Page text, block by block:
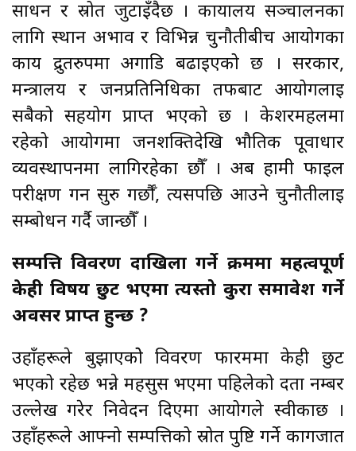
साधन र स्रोत जुटाइँदैछ । कार्यालय सञ्चालनका
लागि स्थान अभाव र विभिन्न चुनौतीबीच आयोगका
कार्य द्रुतरुपमा अगाडि बढाइएको छ । सरकार,
मन्त्रालय र जनप्रतिनिधिका तर्फबाट आयोगलाई
सबैको सहयोग प्राप्त भएको छ । केशरमहलमा
रहेको आयोगमा जनशक्तिदेखि भौतिक पूर्वाधार
व्यवस्थापनमा लागिरहेका छौँ । अब हामी फाइल
परीक्षण गर्न सुरु गर्छौँ, त्यसपछि आउने चुनौतीलाई
सम्बोधन गर्दै जान्छौँ ।
सम्पत्ति विवरण दाखिला गर्ने क्रममा महत्वपूर्ण
केही विषय छुट भएमा त्यस्तो कुरा समावेश गर्ने
अवसर प्राप्त हुन्छ ?
उहाँहरूले बुझाएकोे विवरण फारममा केही छुट
भएको रहेछ भन्ने महसुस भएमा पहिलेको दर्ता नम्बर
उल्लेख गरेर निवेदन दिएमा आयोगले स्वीकार्छ ।
उहाँहरूले आफ्नो सम्पत्तिको स्रोत पुष्टि गर्ने कागजात